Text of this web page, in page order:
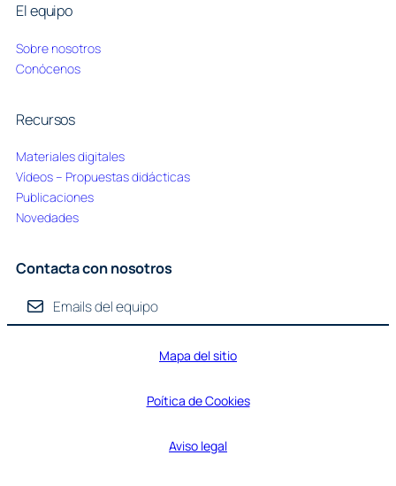
El equipo
Sobre nosotros
Conócenos
Recursos
Materiales digitales
Vídeos – Propuestas didácticas
Publicaciones
Novedades
Contacta con nosotros
Emails del equipo
Mapa del sitio
Poítica de Cookies
Aviso legal